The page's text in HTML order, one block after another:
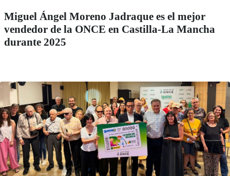
Miguel Ángel Moreno Jadraque es el mejor
vendedor de la ONCE en Castilla-La Mancha
durante 2025